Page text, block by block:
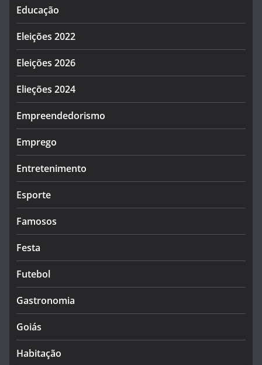
Educação
Eleições 2022
Eleições 2026
Elieções 2024
Empreendedorismo
Emprego
Entretenimento
Esporte
Famosos
Festa
Futebol
Gastronomia
Goiás
Habitação